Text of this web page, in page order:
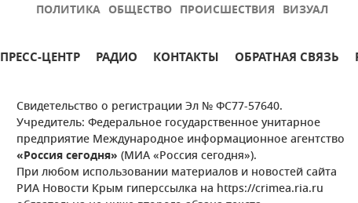
ПОЛИТИКА ОБЩЕСТВО ПРОИСШЕСТВИЯ ВИЗУАЛ
ПРЕСС-ЦЕНТР РАДИО КОНТАКТЫ ОБРАТНАЯ СВЯЗЬ
Свидетельство о регистрации Эл № ФС77-57640.
Учредитель: Федеральное государственное унитарное
предприятие Международное информационное агентство
«Россия сегодня» (МИА «Россия сегодня»).
При любом использовании материалов и новостей сайта
РИА Новости Крым гиперссылка на https://crimea.ria.ru